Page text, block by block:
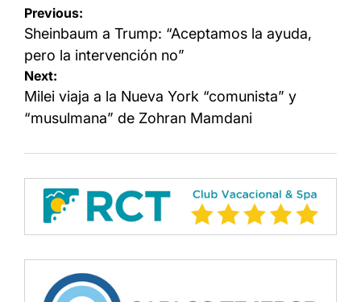
Navegación
de
entradas
Previous:
Sheinbaum a Trump: “Aceptamos la ayuda,
pero la intervención no”
Next:
Milei viaja a la Nueva York “comunista” y
“musulmana” de Zohran Mamdani